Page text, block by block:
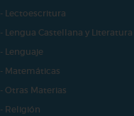
- Lectoescritura
- Lengua Castellana y Literatura
- Lenguaje
- Matemáticas
- Otras Materias
- Religión